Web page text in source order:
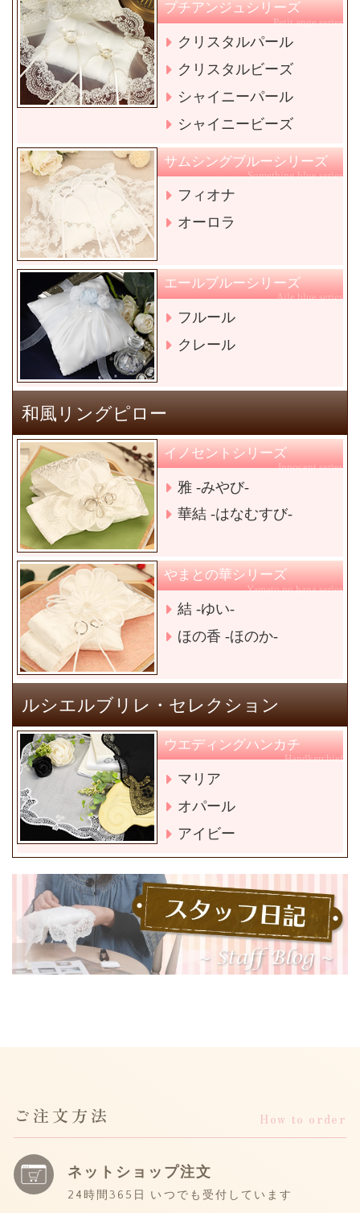
プチアンジュシリーズ
Petit ange series
クリスタルパール
クリスタルビーズ
シャイニーパール
シャイニービーズ
サムシングブルーシリーズ
Something blue series
フィオナ
オーロラ
エールブルーシリーズ
Aile blue series
フルール
クレール
和風リングピロー
イノセントシリーズ
Innocent series
雅 -みやび-
華結 -はなむすび-
やまとの華シリーズ
Yamato no hana series
結 -ゆい-
ほの香 -ほのか-
ルシエルブリレ・セレクション
ウエディングハンカチ
Handkerchief
マリア
オパール
アイビー
ご注文方法 How to order
ネットショップ注文
24時間365日 いつでも受付しています